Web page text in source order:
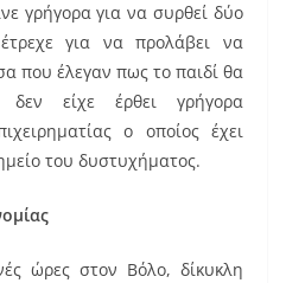
γρήγορα για να συρθεί δύο
για να προλάβει να
που έλεγαν πως το παιδί θα
είχε έρθει γρήγορα
ο οποίος έχει
του δυστυχήματος.
ώρες στον Βόλο, δίκυκλη